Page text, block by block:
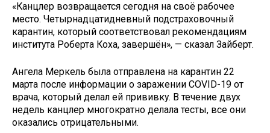
«Канцлер возвращается сегодня на своё рабочее
место. Четырнадцатидневный подстраховочный
карантин, который соответствовал рекомендациям
института Роберта Коха, завершён», — сказал Зайберт.
Ангела Меркель была отправлена на карантин 22
марта после информации о заражении COVID-19 от
врача, который делал ей прививку. В течение двух
недель канцлер многократно делала тесты, все они
оказались отрицательными.